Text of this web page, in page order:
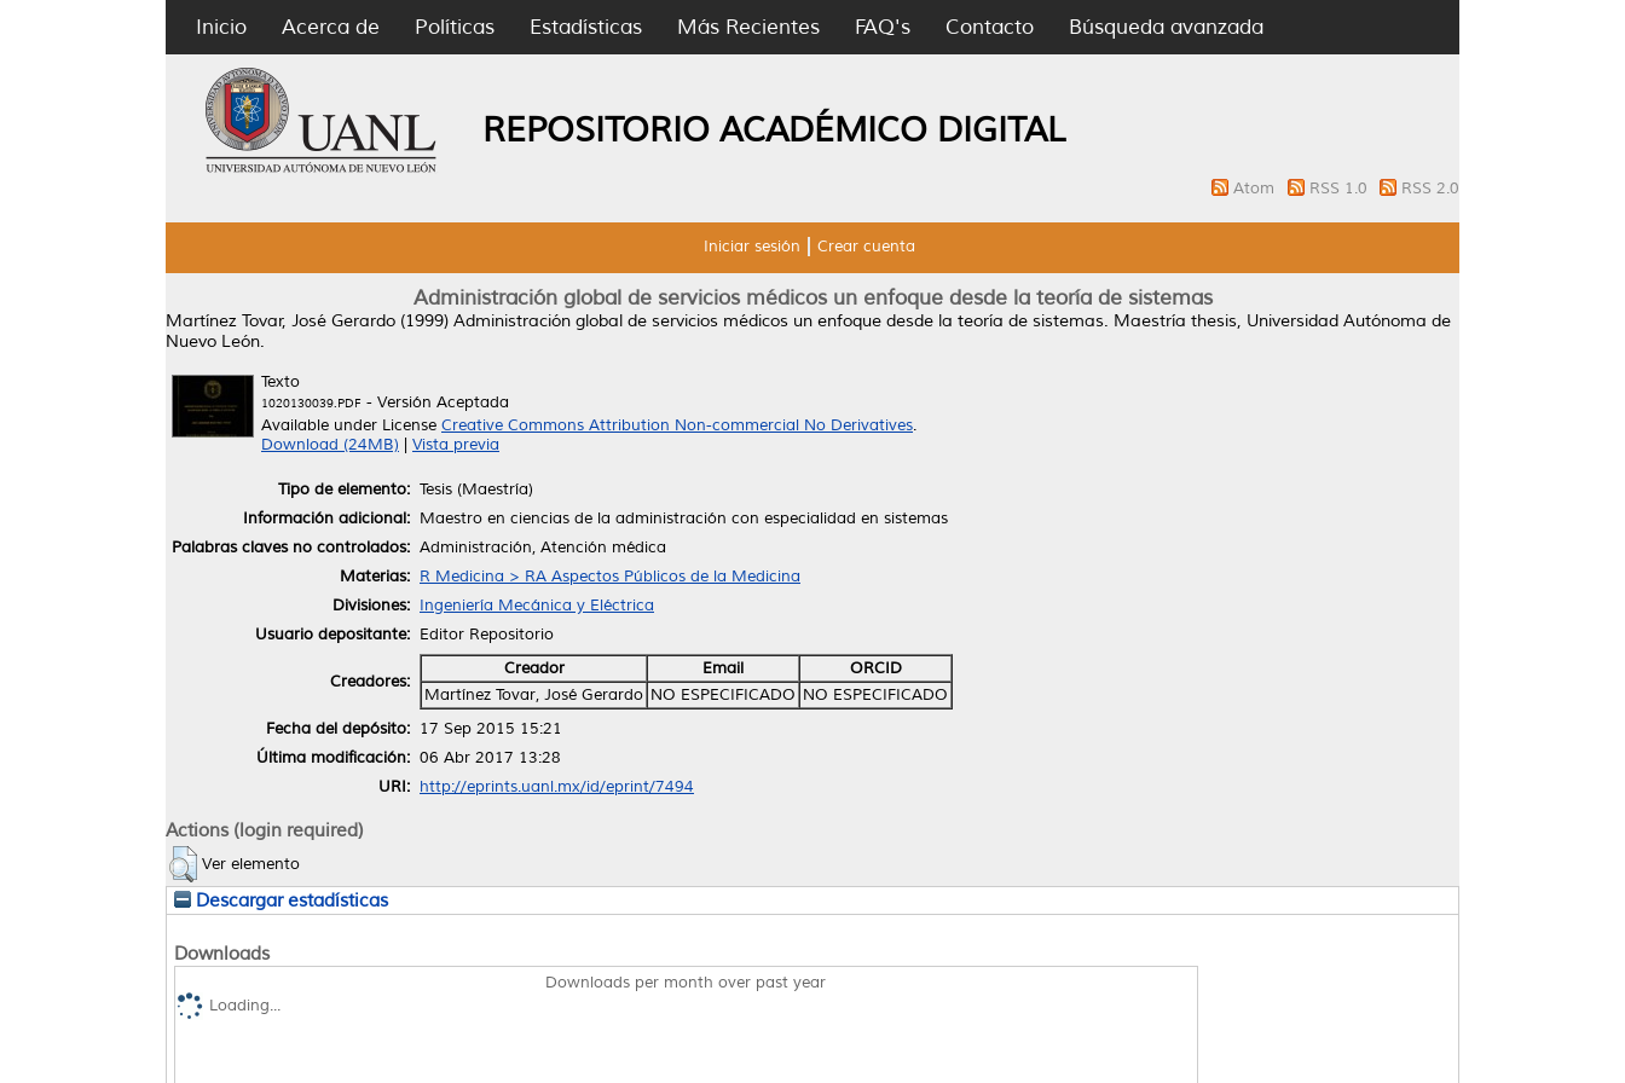
Inicio Acerca de Políticas Estadísticas Más Recientes FAQ's Contacto Búsqueda avanzada
REPOSITORIO ACADÉMICO DIGITAL
Atom RSS 1.0 RSS 2.0
Iniciar sesión Crear cuenta
Administración global de servicios médicos un enfoque desde la teoría de sistemas
Martínez Tovar, José Gerardo (1999) Administración global de servicios médicos un enfoque desde la teoría de sistemas. Maestría thesis, Universidad Autónoma de
Nuevo León.
Texto
1020130039.PDF - Versión Aceptada
Available under License Creative Commons Attribution Non-commercial No Derivatives.
Download (24MB)
Vista previa
Tipo de elemento: Tesis (Maestría)
Información adicional: Maestro en ciencias de la administración con especialidad en sistemas
Palabras claves no controlados: Administración, Atención médica
Materias: R Medicina > RA Aspectos Públicos de la Medicina
Divisiones: Ingeniería Mecánica y Eléctrica
Usuario depositante: Editor Repositorio
Creadores:
Creador Email
ORCID
Martínez Tovar, José Gerardo NO ESPECIFICADO NO ESPECIFICADO
Fecha del depósito: 17 Sep 2015 15:21
Última modificación: 06 Abr 2017 13:28
URI: http://eprints.uanl.mx/id/eprint/7494
Actions (login required)
Ver elemento
Descargar estadísticas
Downloads
Downloads per month over past year
Loading...